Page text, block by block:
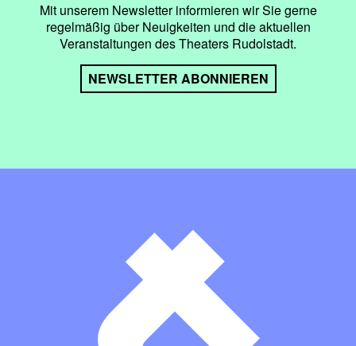
Mit unserem Newsletter informieren wir Sie gerne
regelmäßig über Neuigkeiten und die aktuellen
Veranstaltungen des Theaters Rudolstadt.
NEWSLETTER ABONNIEREN